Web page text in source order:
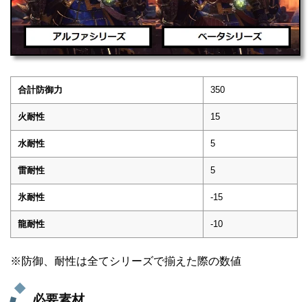
合計防御力 350
火耐性 15
水耐性 5
雷耐性 5
氷耐性 -15
龍耐性 -10
※防御、耐性は全てシリーズで揃えた際の数値